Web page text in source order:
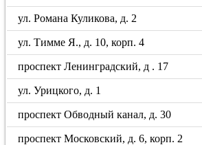
ул. Романа Куликова, д. 2
ул. Тимме Я., д. 10, корп. 4
проспект Ленинградский, д . 17
ул. Урицкого, д. 1
проспект Обводный канал, д. 30
проспект Московский, д. 6, корп. 2